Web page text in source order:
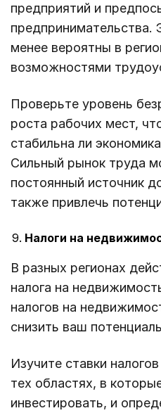
предприятий и
предпринимательства.
менее вероятны в
возможностями
Проверьте уровень
роста рабочих мест,
стабильна ли
Сильный рынок труда
постоянный источник
также привлечь
Налоги на
В разных регионах
налога на
налогов на
снизить ваш
Изучите ставки
тех областях, в
инвестировать, и